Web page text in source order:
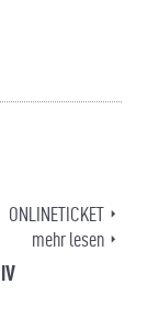
ONLINETICKET
mehr lesen